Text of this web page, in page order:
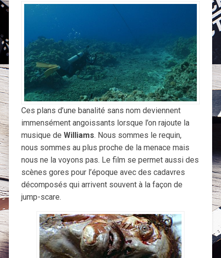
Ces plans d’une banalité sans nom deviennent
immensément angoissants lorsque l’on rajoute la
musique de Williams. Nous sommes le requin,
nous sommes au plus proche de la menace mais
nous ne la voyons pas. Le film se permet aussi des
scènes gores pour l’époque avec des cadavres
décomposés qui arrivent souvent à la façon de
jump-scare.